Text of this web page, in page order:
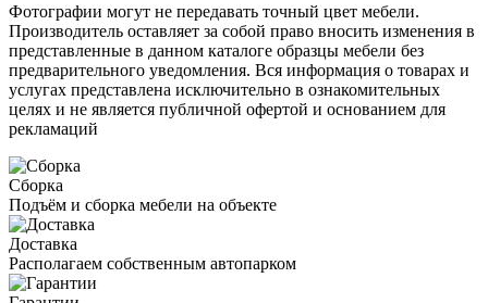
Фотографии могут не передавать точный цвет мебели.
Производитель оставляет за собой право вносить изменения в
представленные в данном каталоге образцы мебели без
предварительного уведомления. Вся информация о товарах и
услугах представлена исключительно в ознакомительных
целях и не является публичной офертой и основанием для
рекламаций
Сборка
Подъём и сборка мебели на объекте
Доставка
Располагаем собственным автопарком